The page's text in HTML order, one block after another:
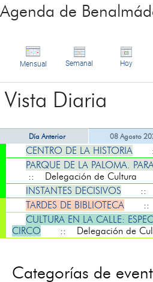
Agenda de
Mensual Semanal Hoy
Vista Diaria
Día Anterior 08 Agosto
CENTRO DE LA HISTORIA
PARQUE DE LA PALOMA.
:: Delegación de Cultura
INSTANTES DECISIVOS
::
TARDES DE BIBLIOTECA
::
CULTURA EN LA CALLE:
CIRCO
:: Delegación de
Categorías de